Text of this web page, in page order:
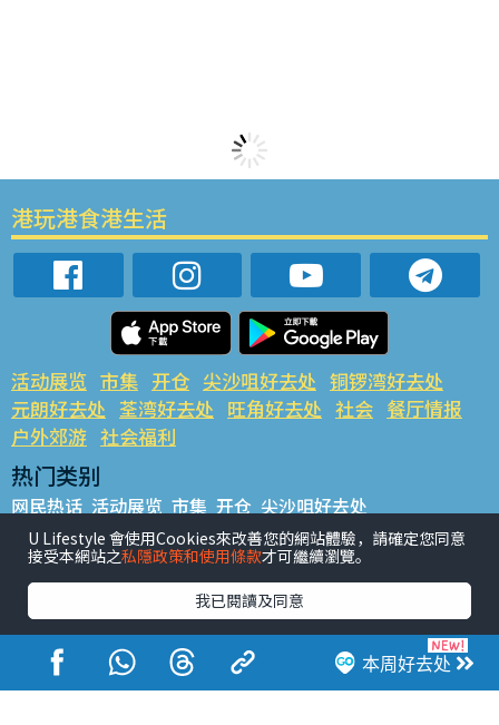
本周好去处
港玩港食港生活
活动展览 市集 开仓 尖沙咀好去处 铜锣湾好去处
元朗好去处 荃湾好去处 旺角好去处 社会 餐厅情报
户外郊游 社会福利
热门类别
网民热话 活动展览 市集 开仓 尖沙咀好去处
铜锣湾好去处 元朗好去处 荃湾好去处 旺角好去处 社会
餐厅情报 户外郊游
热门标签
#UGO揾好去处 #人气活动推介 #美食社群热话
#亲子玩乐好去处
#ULifestyle应用程式
#限时抢
#UJetso礼物放送
#ULifestyle商户中心 #著数 #网络热话
U Lifestyle 會使用Cookies來改善您的網站體驗，請確定您同意
接受本網站之私隱政策和使用條款才可繼續瀏覽。
我已閱讀及同意